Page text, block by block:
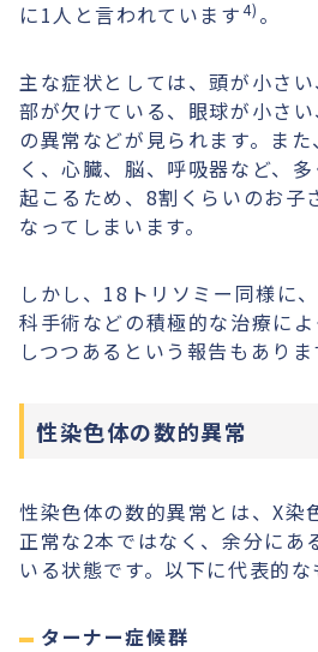
に1人と言われています4) 。
主な症状としては、頭が小さ
部が欠けている、眼球が小さ
の異常などが見られます。ま
く、心臓、脳、呼吸器など、
起こるため、8割くらいのお子
なってしまいます。
しかし、18トリソミー同様に
科手術などの積極的な治療に
しつつあるという報告もありま
性染色体の数的異常
性染色体の数的異常とは、X染
正常な2本ではなく、余分にあ
いる状態です。以下に代表的な
ターナー症候群